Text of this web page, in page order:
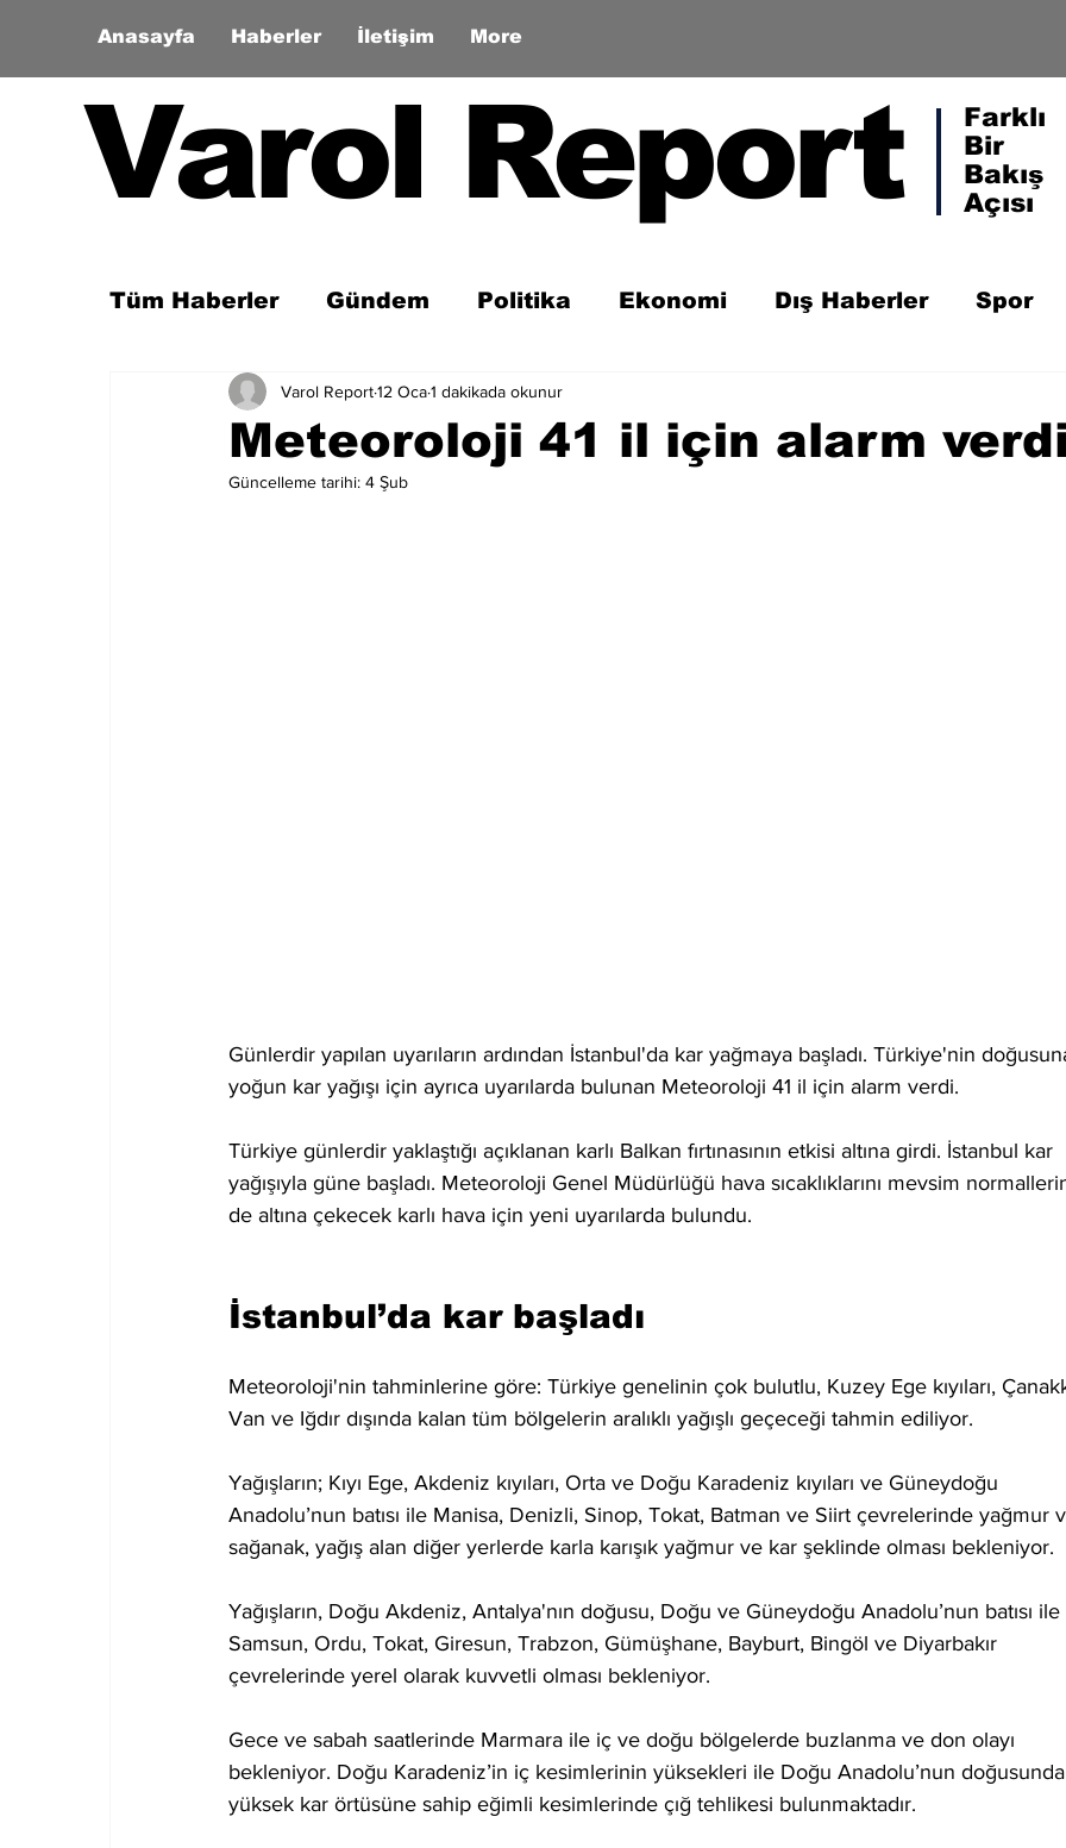
Anasayfa Haberler İletişim More
Varol Report
Farklı
Bir
Bakış
Açısı
Tüm Haberler Gündem Politika Ekonomi Dış Haberler Spor
Son Dakika Zaman Tüneli
Meteoroloji 41 il için alarm
Varol Report12 Oca1 dakikada okunur
Güncelleme tarihi: 4 Şub
Günlerdir yapılan uyarıların ardından İstanbul'da kar yağmaya başladı. Türkiye'nin
yoğun kar yağışı için ayrıca uyarılarda bulunan Meteoroloji 41 il için alarm verdi.
Türkiye günlerdir yaklaştığı açıklanan karlı Balkan fırtınasının etkisi altına girdi. İstanbul kar
yağışıyla güne başladı. Meteoroloji Genel Müdürlüğü hava sıcaklıklarını mevsim
de altına çekecek karlı hava için yeni uyarılarda bulundu.
İstanbul’da kar başladı
Meteoroloji'nin tahminlerine göre: Türkiye genelinin çok bulutlu, Kuzey Ege kıyıları,
Van ve Iğdır dışında kalan tüm bölgelerin aralıklı yağışlı geçeceği tahmin ediliyor.
Yağışların; Kıyı Ege, Akdeniz kıyıları, Orta ve Doğu Karadeniz kıyıları ve Güneydoğu
Anadolu’nun batısı ile Manisa, Denizli, Sinop, Tokat, Batman ve Siirt çevrelerinde yağmur
sağanak, yağış alan diğer yerlerde karla karışık yağmur ve kar şeklinde olması bekleniyor.
Yağışların, Doğu Akdeniz, Antalya'nın doğusu, Doğu ve Güneydoğu Anadolu’nun batısı ile
Samsun, Ordu, Tokat, Giresun, Trabzon, Gümüşhane, Bayburt, Bingöl ve Diyarbakır
çevrelerinde yerel olarak kuvvetli olması bekleniyor.
Gece ve sabah saatlerinde Marmara ile iç ve doğu bölgelerde buzlanma ve don olayı
bekleniyor. Doğu Karadeniz’in iç kesimlerinin yüksekleri ile Doğu Anadolu’nun
yüksek kar örtüsüne sahip eğimli kesimlerinde çığ tehlikesi bulunmaktadır.